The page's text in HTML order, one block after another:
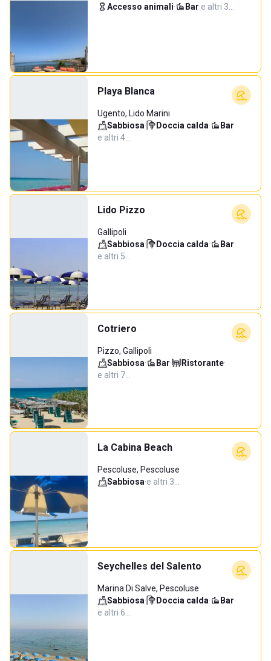
Accesso animali· Bar·e altri 3…
Playa Blanca
Ugento, Lido Marini
Sabbiosa· Doccia calda· Bar·
e altri 4…
Lido Pizzo
Gallipoli
Sabbiosa· Doccia calda· Bar·
e altri 5…
Cotriero
Pizzo, Gallipoli
Sabbiosa· Bar· Ristorante·
e altri 7…
La Cabina Beach
Pescoluse, Pescoluse
Sabbiosa·e altri 3…
Seychelles del Salento
Marina Di Salve, Pescoluse
Sabbiosa· Doccia calda· Bar·
e altri 6…